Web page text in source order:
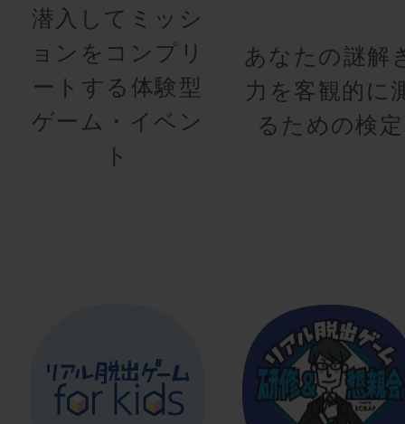
潜入してミッシ
ョンをコンプリ
ートする体験型
ゲーム・イベン
ト
あなたの謎解
力を客観的に
るための検定